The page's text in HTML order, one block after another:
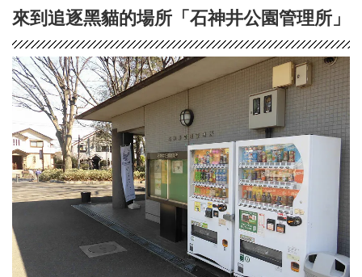
來到追逐黑貓的場所「石神井公園管理所」